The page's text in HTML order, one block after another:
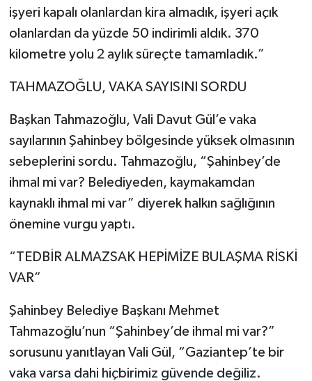
işyeri kapalı olanlardan kira almadık, işyeri açık
olanlardan da yüzde 50 indirimli aldık. 370
kilometre yolu 2 aylık süreçte tamamladık.”
TAHMAZOĞLU, VAKA SAYISINI SORDU
Başkan Tahmazoğlu, Vali Davut Gül’e vaka
sayılarının Şahinbey bölgesinde yüksek olmasının
sebeplerini sordu. Tahmazoğlu, “Şahinbey’de
ihmal mi var? Belediyeden, kaymakamdan
kaynaklı ihmal mi var” diyerek halkın sağlığının
önemine vurgu yaptı.
“TEDBİR ALMAZSAK HEPİMİZE BULAŞMA RİSKİ
VAR”
Şahinbey Belediye Başkanı Mehmet
Tahmazoğlu’nun “Şahinbey’de ihmal mi var?”
sorusunu yanıtlayan Vali Gül, “Gaziantep’te bir
vaka varsa dahi hiçbirimiz güvende değiliz.